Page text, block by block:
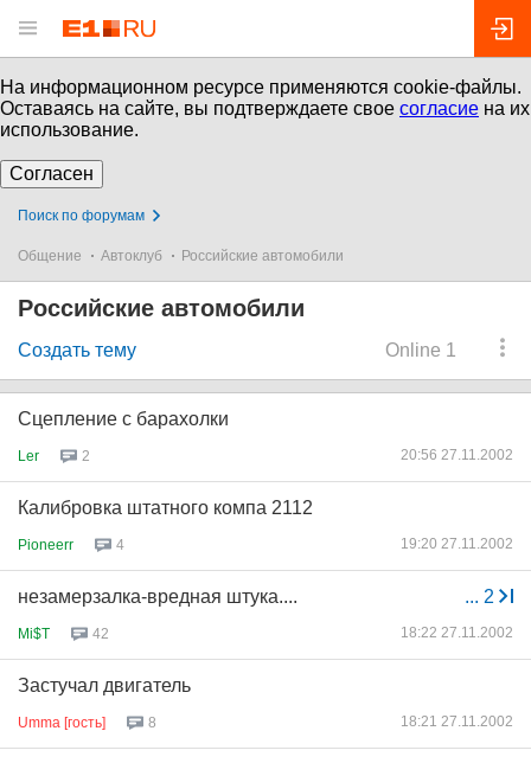
На информационном ресурсе применяются cookie-файлы.
Оставаясь на сайте, вы подтверждаете свое согласие на их
использование.
Согласен
Поиск по форумам
Общение Автоклуб Российские автомобили
Российские автомобили
Online 1
Создать тему
Cцепление с барахолки
Ler 2 20:56 27.11.2002
Калибровка штатного компа 2112
Pioneerr 4 19:20 27.11.2002
... 2
незамерзалка-вредная штука....
Mi$T 42 18:22 27.11.2002
Застучал двигатель
Umma [гость] 8 18:21 27.11.2002